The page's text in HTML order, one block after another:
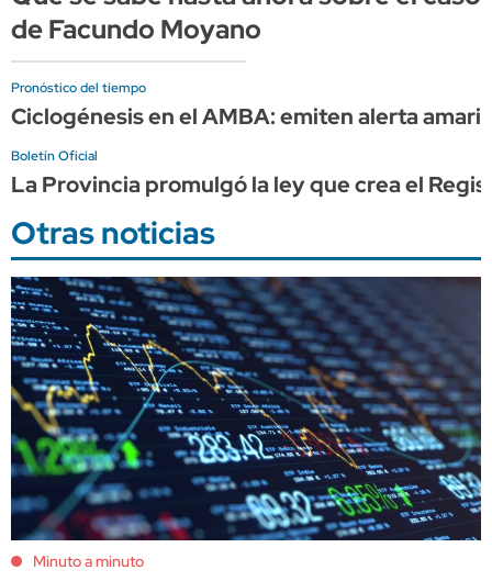
de Facundo Moyano
Pronóstico del tiempo
Ciclogénesis en el AMBA: emiten alerta
Boletín Oficial
La Provincia promulgó la ley que crea el
Otras noticias
Minuto a minuto